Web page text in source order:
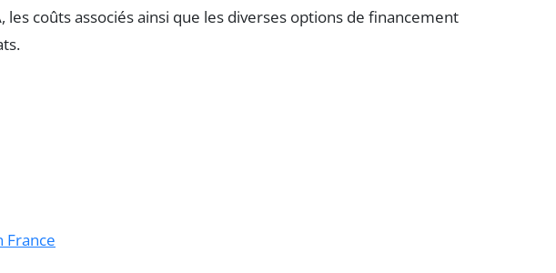
coûts associés ainsi que les diverses options de financement
France